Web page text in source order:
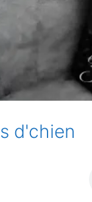
d'chien